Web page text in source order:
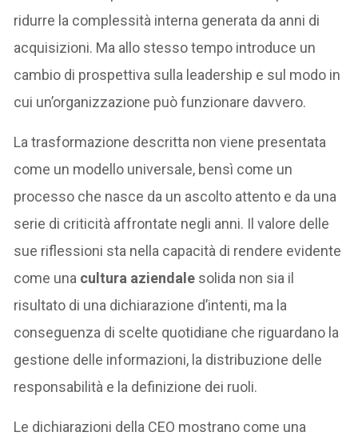
ridurre la complessità interna generata da anni di
acquisizioni. Ma allo stesso tempo introduce un
cambio di prospettiva sulla leadership e sul modo in
cui un’organizzazione può funzionare davvero.
La trasformazione descritta non viene presentata
come un modello universale, bensì come un
processo che nasce da un ascolto attento e da una
serie di criticità affrontate negli anni. Il valore delle
sue riflessioni sta nella capacità di rendere evidente
come una cultura aziendale solida non sia il
risultato di una dichiarazione d’intenti, ma la
conseguenza di scelte quotidiane che riguardano la
gestione delle informazioni, la distribuzione delle
responsabilità e la definizione dei ruoli.
Le dichiarazioni della CEO mostrano come una